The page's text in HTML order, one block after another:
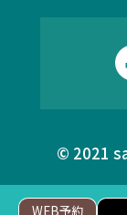
WEB予約
© 2021